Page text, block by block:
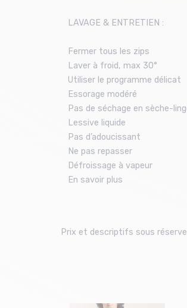
LAVAGE & ENTRETIEN :
Fermer tous les zips
Laver à froid, max 30°
Utiliser le programme délicat
Essorage modéré
Pas de séchage en sèche-
Lessive liquide
Pas d’adoucissant
Ne pas repasser
Défroissage à vapeur
En savoir plus
Prix et descriptifs sous